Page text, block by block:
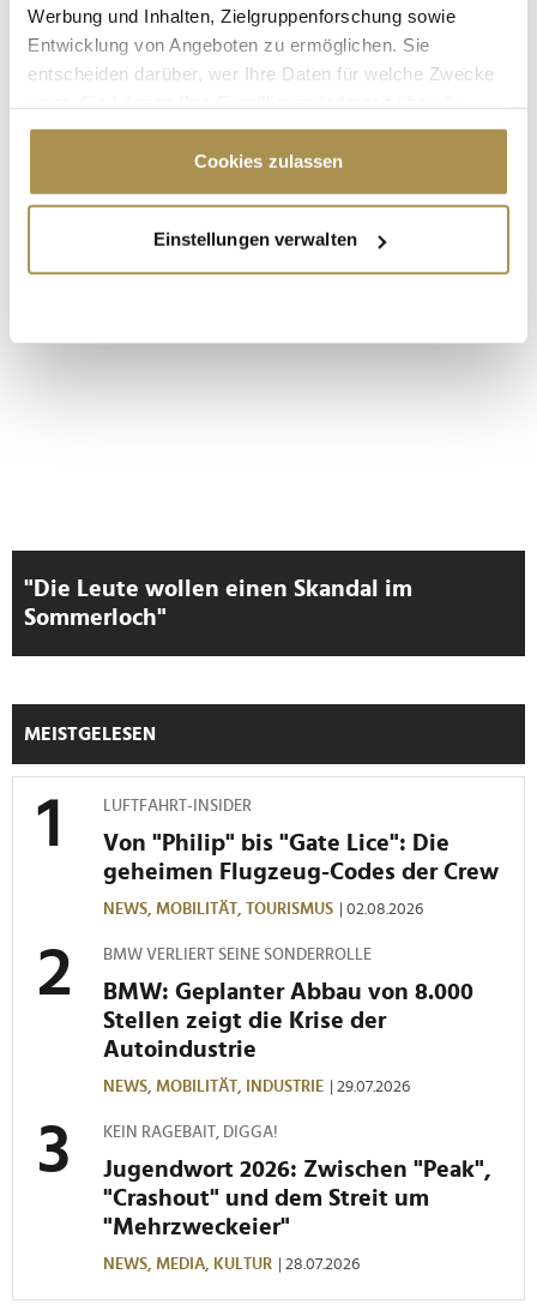
Werbung und Inhalten, Zielgruppenforschung sowie
Entwicklung von Angeboten zu ermöglichen. Sie
entscheiden darüber, wer Ihre Daten für welche Zwecke
Cookie-Erklärung oder durch Klicken auf das Privacy
Trigger Symbol ändern oder widerrufen
Informationen über Ihre geografische Lage
erfassen, welche bis auf einige Meter genau sein
analysieren. Außerdem geben wir Informationen zu Ihrer
Verwendung unserer Website an unsere Partner für
soziale Medien, Werbung und Analysen weiter. Unsere
haben oder die sie im Rahmen Ihrer Nutzung der Dienste
gesammelt haben.
Cookies zulassen
Einstellungen verwalten
LEADERSNET.TV
"Die Leute wollen einen Skandal im
Sommerloch"
MEISTGELESEN
LUFTFAHRT-INSIDER
Von "Philip" bis "Gate Lice": Die
geheimen Flugzeug-Codes der Crew
NEWS, MOBILITÄT, TOURISMUS | 02.08.2026
BMW VERLIERT SEINE SONDERROLLE
BMW: Geplanter Abbau von 8.000
Stellen zeigt die Krise der
Autoindustrie
NEWS, MOBILITÄT, INDUSTRIE | 29.07.2026
KEIN RAGEBAIT, DIGGA!
Jugendwort 2026: Zwischen "Peak",
"Crashout" und dem Streit um
"Mehrzweckeier"
NEWS, MEDIA, KULTUR | 28.07.2026